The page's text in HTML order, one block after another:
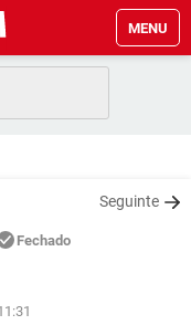
MENU
Seguinte
Fechado